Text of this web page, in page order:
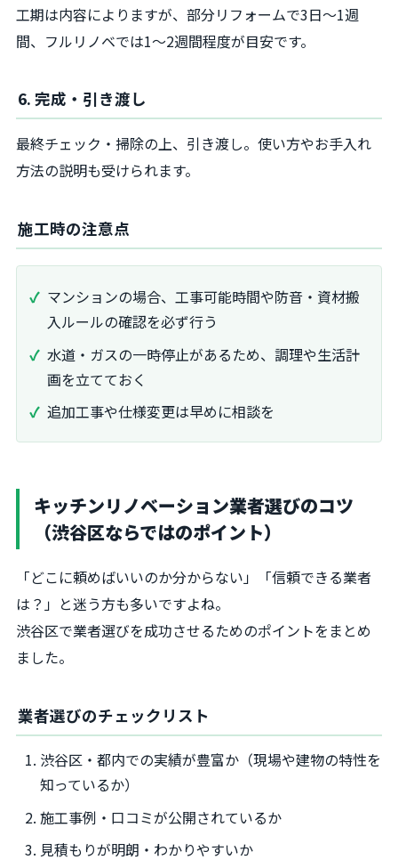
工期は内容によりますが、部分リフォームで3日～1週
間、フルリノベでは1～2週間程度が目安です。
6. 完成・引き渡し
最終チェック・掃除の上、引き渡し。使い方やお手入れ
方法の説明も受けられます。
施工時の注意点
マンションの場合、工事可能時間や防音・資材搬
入ルールの確認を必ず行う
水道・ガスの一時停止があるため、調理や生活計
画を立てておく
追加工事や仕様変更は早めに相談を
キッチンリノベーション業者選びのコツ
（渋谷区ならではのポイント）
「どこに頼めばいいのか分からない」「信頼できる業者
は？」と迷う方も多いですよね。
渋谷区で業者選びを成功させるためのポイントをまとめ
ました。
業者選びのチェックリスト
渋谷区・都内での実績が豊富か（現場や建物の特性を
知っているか）
施工事例・口コミが公開されているか
見積もりが明朗・わかりやすいか